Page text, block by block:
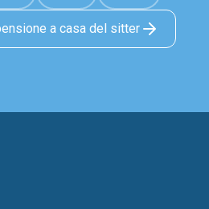
a casa del sitter